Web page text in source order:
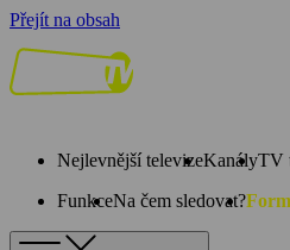
Přejít na obsah
Nejlevnější televizeKanályTV
FunkceNa čem sledovat?